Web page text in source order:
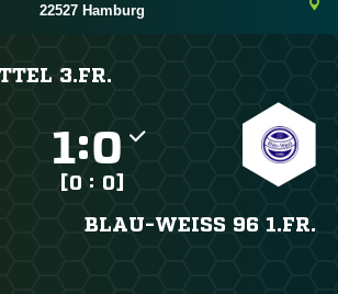
22527 Hamburg
3.FR.
:
[0 : 0]
BLAU-WEISS 96 1.FR.